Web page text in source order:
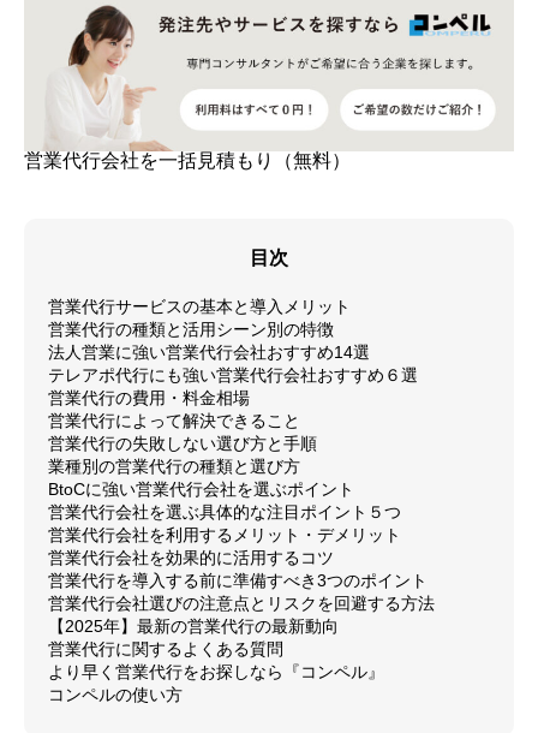
営業代行会社を一括見積もり（無料）
目次
営業代行サービスの基本と導入メリット
営業代行の種類と活用シーン別の特徴
法人営業に強い営業代行会社おすすめ14選
テレアポ代行にも強い営業代行会社おすすめ６選
営業代行の費用・料金相場
営業代行によって解決できること
営業代行の失敗しない選び方と手順
業種別の営業代行の種類と選び方
BtoCに強い営業代行会社を選ぶポイント
営業代行会社を選ぶ具体的な注目ポイント５つ
営業代行会社を利用するメリット・デメリット
営業代行会社を効果的に活用するコツ
営業代行を導入する前に準備すべき3つのポイント
営業代行会社選びの注意点とリスクを回避する方法
【2025年】最新の営業代行の最新動向
営業代行に関するよくある質問
より早く営業代行をお探しなら『コンペル』
コンペルの使い方